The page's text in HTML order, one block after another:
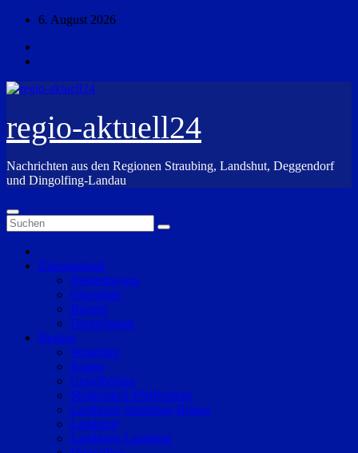
Zum
springen
6. August 2026
regio-aktuell24
Nachrichten aus den Regionen Straubing, Landshut, Deggendorf
und Dingolfing-Landau
Überregional
Niederbayern
Oberpfalz
Bayern
Deutschland
Region
Straubing
Bogen
Geiselhöring
Mallersdorf-Pfaffenberg
Landkreis Straubing-Bogen
Landshut
Landkreis Landshut